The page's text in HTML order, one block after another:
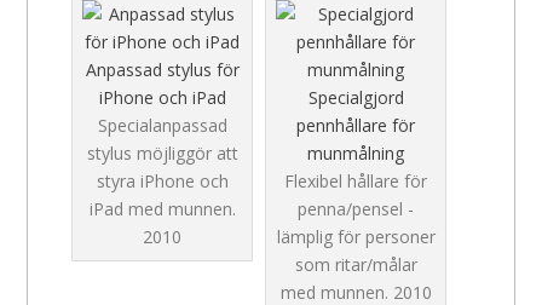
Anpassad stylus för
iPhone och iPad
Specialanpassad
stylus möjliggör att
styra iPhone och
iPad med munnen.
2010
Specialgjord
pennhållare för
munmålning
Flexibel hållare för
penna/pensel -
lämplig för personer
som ritar/målar
med munnen. 2010